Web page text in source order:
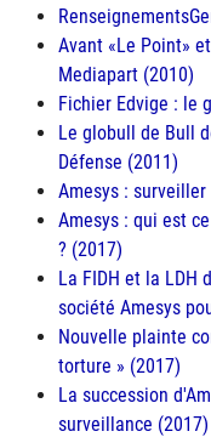
Avant «Le Point»
Mediapart (2010)
Fichier Edvige : le
Le globull de Bull
Défense (2011)
Amesys :
Amesys : qui est
? (2017)
La FIDH et la LDH
société Amesys
Nouvelle plainte
torture » (2017)
La succession
surveillance (2017)